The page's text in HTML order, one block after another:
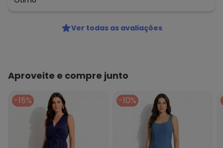
Ver todas as avaliações
Aproveite e compre junto
-15% -10%